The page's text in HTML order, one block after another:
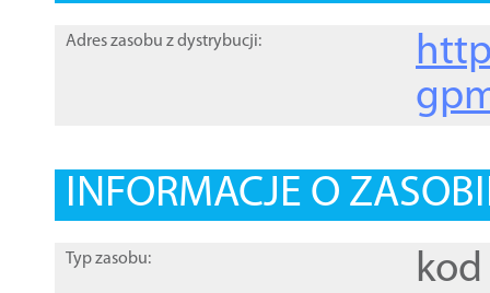
Adres zasobu z dystrybucji:
INFORMACJE O
Typ zasobu: kod